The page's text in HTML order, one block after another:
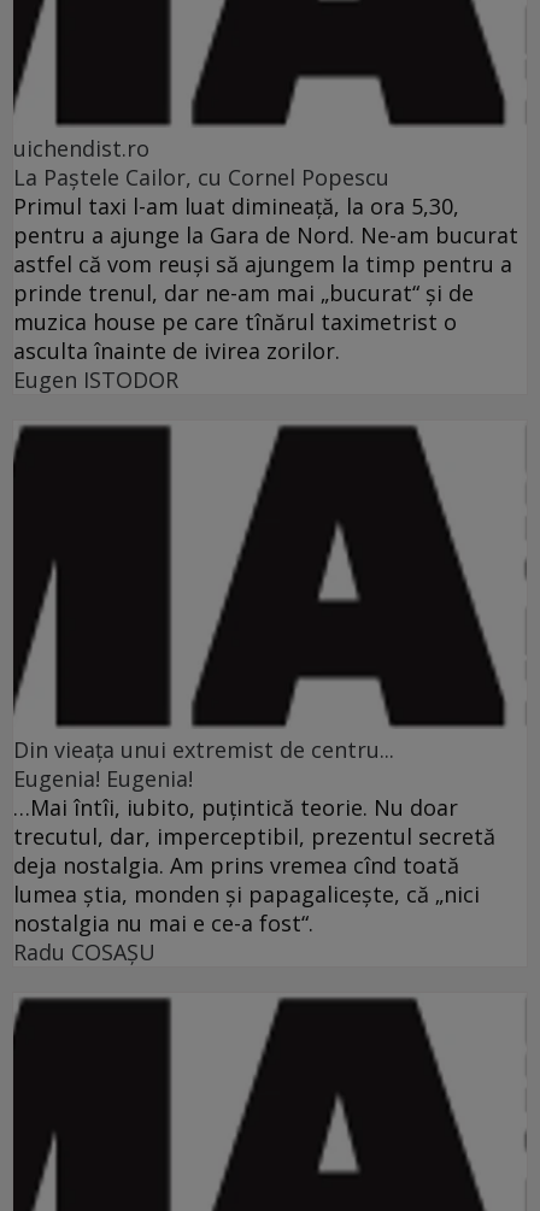
uichendist.ro
La Paştele Cailor, cu Cornel Popescu
Primul taxi l-am luat dimineaţă, la ora 5,30,
pentru a ajunge la Gara de Nord. Ne-am bucurat
astfel că vom reuşi să ajungem la timp pentru a
prinde trenul, dar ne-am mai „bucurat“ şi de
muzica house pe care tînărul taximetrist o
asculta înainte de ivirea zorilor.
Eugen ISTODOR
Din vieaţa unui extremist de centru...
Eugenia! Eugenia!
…Mai întîi, iubito, puţintică teorie. Nu doar
trecutul, dar, imperceptibil, prezentul secretă
deja nostalgia. Am prins vremea cînd toată
lumea ştia, monden şi papagaliceşte, că „nici
nostalgia nu mai e ce-a fost“.
Radu COSAŞU